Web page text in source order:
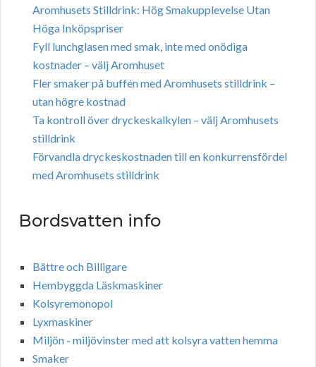
Aromhusets Stilldrink: Hög Smakupplevelse Utan
Höga Inköpspriser
Fyll lunchglasen med smak, inte med onödiga
kostnader – välj Aromhuset
Fler smaker på buffén med Aromhusets stilldrink –
utan högre kostnad
Ta kontroll över dryckeskalkylen – välj Aromhusets
stilldrink
Förvandla dryckeskostnaden till en konkurrensfördel
med Aromhusets stilldrink
Bordsvatten info
Bättre och Billigare
Hembyggda Läskmaskiner
Kolsyremonopol
Lyxmaskiner
Miljön - miljövinster med att kolsyra vatten hemma
Smaker